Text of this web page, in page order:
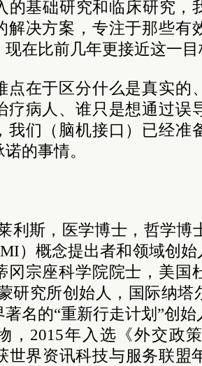
的基础研究和临床研究，
解决方案，专注于那些有
现在比前几年更接近这一
点在于区分什么是真实的
疗病人、谁只是想通过误
我们（脑机接口）已经准
的事情。
利斯，医学博士，哲学博
）概念提出者和领域创
冈宗座科学院院士，美国
研究所创始人，国际纳
名的“重新行走计划”创
，2015年入选《外交政
世界资讯科技与服务联盟